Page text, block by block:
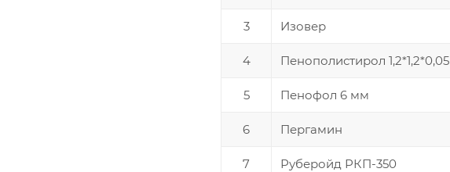
3 Изовер
4 Пенополистирол 1,2*1,2*0,05
5 Пенофол 6 мм
6 Пергамин
7 Руберойд РКП-350